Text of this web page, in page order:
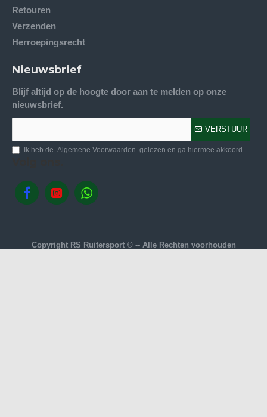
Retouren
Verzenden
Herroepingsrecht
Nieuwsbrief
Blijf altijd op de hoogte door aan te melden op onze
nieuwsbrief.
VERSTUUR
Ik heb de Algemene Voorwaarden gelezen en ga hiermee akkoord
Copyright RS Ruitersport © -- Alle Rechten voorhouden